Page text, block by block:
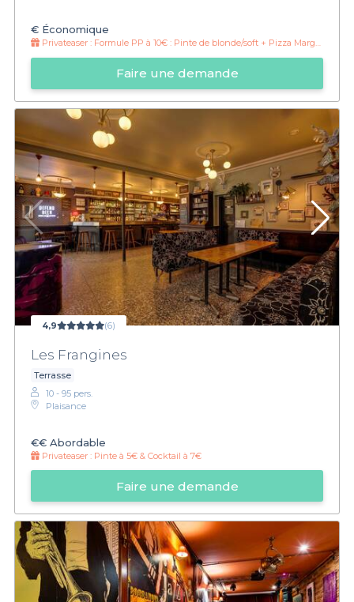
€ Économique
Privateaser : Formule PP à 10€ : Pinte de blonde/soft + Pizza Margherita
Faire une demande
4,9 (6)
Les Frangines
Terrasse
10 - 95 pers.
Plaisance
€€ Abordable
Privateaser : Pinte à 5€ & Cocktail à 7€
Faire une demande